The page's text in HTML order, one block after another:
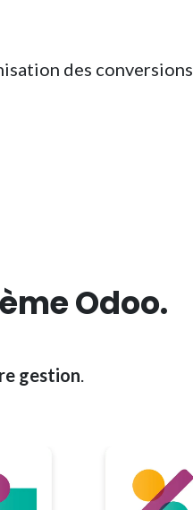
des conversions
Odoo.
gestion.